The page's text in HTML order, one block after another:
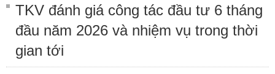
TKV đánh giá công tác đầu tư 6 tháng
đầu năm 2026 và nhiệm vụ trong thời
gian tới